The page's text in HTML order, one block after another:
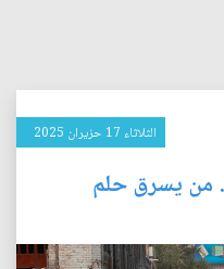
الثلاثاء 17 حزيران 2025
من يسرق حلم